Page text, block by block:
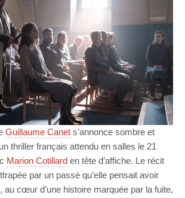
Guillaume Canet s’annonce sombre et
thriller français attendu en salles le 21
Marion Cotillard en tête d’affiche. Le récit
par un passé qu’elle pensait avoir
au cœur d’une histoire marquée par la fuite,